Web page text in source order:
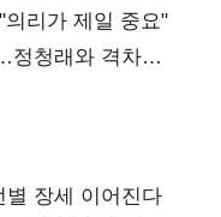
리가 제일 중요"
정청래와 격차
장세 이어진다